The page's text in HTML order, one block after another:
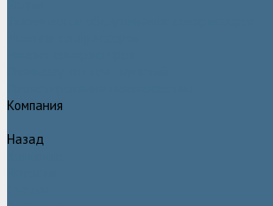
Компания
Назад